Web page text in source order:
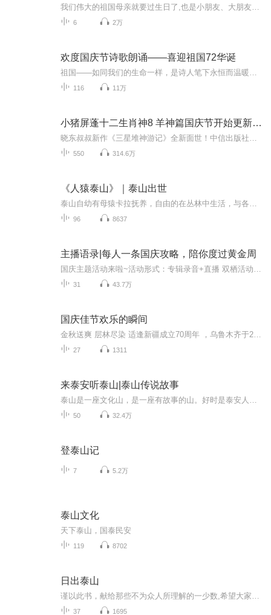
6 2万
欢度国庆节诗歌朗诵——喜迎祖国72华诞
116 11万
小猪屏蓬十二生肖神8 羊神篇国庆节开始更新啦！
550 314.6万
《人猿泰山》｜泰山出世
96 8637
主播语录|每人一条国庆攻略，陪你度过黄金周
31 43.7万
国庆佳节欢乐的瞬间
27 1311
来泰安听泰山|泰山传说故事
50 32.4万
登泰山记
7 5.2万
泰山文化
天下泰山，国泰民安
119 8702
日出泰山
37 1695